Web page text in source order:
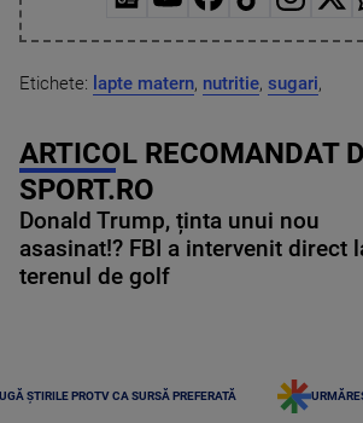
Etichete: lapte matern, nutritie, sugari,
ARTICOL RECOMANDAT
SPORT.RO
Donald Trump, ținta unui nou
asasinat!? FBI a intervenit direct
terenul de golf
ȘTIRILE PROTV CA SURSĂ PREFERATĂ